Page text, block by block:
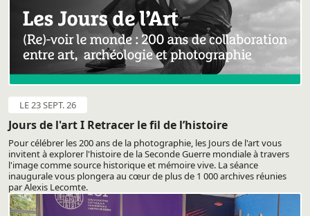
LE 23 SEPT. 26
Jours de l'art I Retracer le fil de l’histoire
Pour célébrer les 200 ans de la photographie, les Jours de l'art vous
invitent à explorer l'histoire de la Seconde Guerre mondiale à travers
l'image comme source historique et mémoire vive. La séance
inaugurale vous plongera au cœur de plus de 1 000 archives réunies
par Alexis Lecomte.